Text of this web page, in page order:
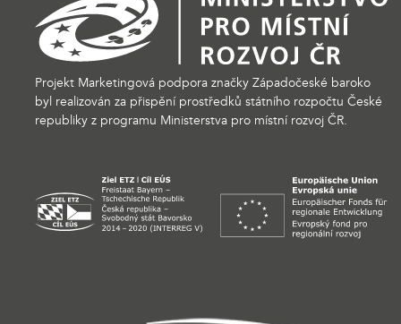
Projekt Marketingová podpora značky Západočeské baroko
byl realizován za přispění prostředků státního rozpočtu České
republiky z programu Ministerstva pro místní rozvoj ČR.